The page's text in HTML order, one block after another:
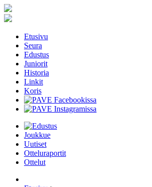
Etusivu
Seura
Edustus
Juniorit
Historia
Linkit
Koris
Joukkue
Uutiset
Otteluraportit
Ottelut